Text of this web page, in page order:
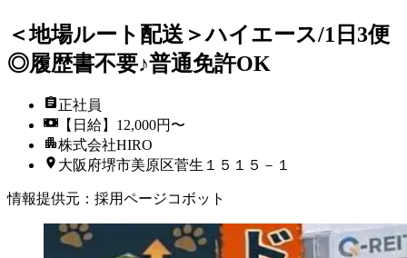
＜地場ルート配送＞ハイエース/1日3便
◎履歴書不要♪普通免許OK
正社員
【日給】12,000円〜
株式会社HIRO
大阪府堺市美原区菅生１５１５－１
情報提供元 ： 採用ページコボット